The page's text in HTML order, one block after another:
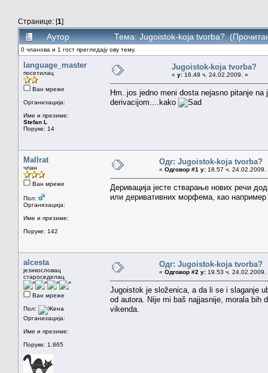
Странице: [1]
Аутор Тема: Jugoistok-koja tvorba?
0 чланова и 1 гост прегледају ову тему.
language_master
посетилац
Ван мреже
Организација:
Име и презиме:
Stefan L
Поруке: 14
Jugoistok-koja tvorba?
« у: 16.49 ч. 24.02.2009. »
Hm..jos jedno meni dosta nejasno pitanje
derivacijom....kako
Mallrat
члан
Ван мреже
Пол:
Организација:
Име и презиме:
Поруке: 142
Одг: Jugoistok-koja tvorba?
« Одговор #1 у: 18.57 ч. 24.02.2009.
Деривација јесте стварање нових речи
или деривативних морфема, као например
alcesta
језикословац
староседелац
Ван мреже
Пол:
Организација:
Име и презиме:
Поруке: 1.865
Одг: Jugoistok-koja tvorba?
« Одговор #2 у: 19.53 ч. 24.02.2009.
Jugoistok je složenica, a da li se i slaganje
od autora. Nije mi baš najjasnije, morala bih
vikenda.